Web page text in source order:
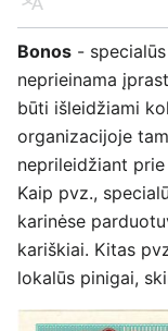
Kalba
Bonos - specialūs
neprieinama
būti išleidžiami
organizacijoje
neprileidžiant
Kaip pvz.,
karinėse
kariškiai. Kitas
lokalūs pinigai,